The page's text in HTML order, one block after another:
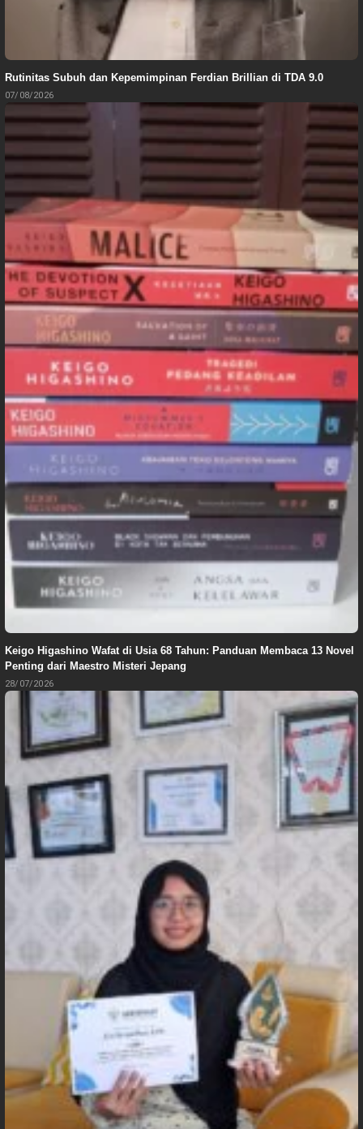
Rutinitas Subuh dan Kepemimpinan Ferdian Brillian di TDA 9.0
07/08/2026
Keigo Higashino Wafat di Usia 68 Tahun: Panduan Membaca 13 Novel
Penting dari Maestro Misteri Jepang
28/07/2026